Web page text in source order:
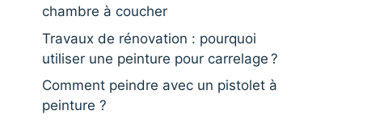
chambre à coucher
Travaux de rénovation : pourquoi
utiliser une peinture pour carrelage ?
Comment peindre avec un pistolet à
peinture ?